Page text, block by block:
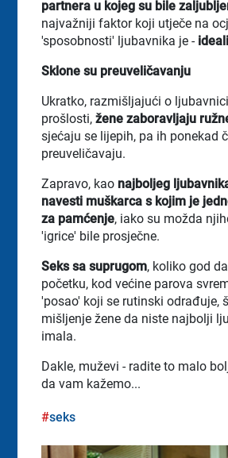
partnera u kojeg su bile
najvažniji faktor koji utječe na
'sposobnosti' ljubavnika je -
Sklone su preuveličavanju
Ukratko, razmišljajući o
prošlosti,žene zaboravljaju
sjećaju se lijepih, pa ih ponekad
preuveličavaju.
Zapravo, kao najboljeg
navesti muškarca s kojim je
za pamćenje, iako su možda
'igrice' bile prosječne.
Seks sa suprugom, koliko god
početku, kod većine parova
'posao' koji se rutinski odrađuje,
mišljenje žene da niste najbolji
imala.
Dakle, muževi - radite to malo
da vam kažemo...
seks